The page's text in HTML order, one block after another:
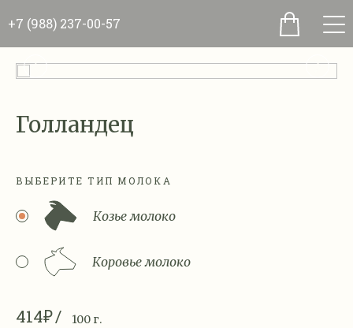
+7 (988) 237-00-57
Голландец
ВЫБЕРИТЕ ТИП МОЛОКА
Козье молоко
Коровье молоко
414₽ 100 г.